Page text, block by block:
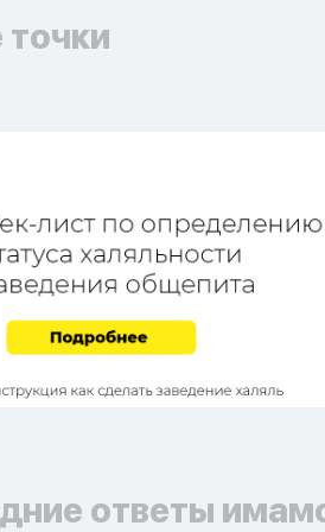
ответы